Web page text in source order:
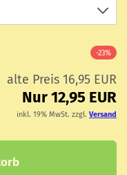
-23%
alte Preis 16,95 EUR
Nur 12,95 EUR
inkl. 19% MwSt. zzgl. Versand